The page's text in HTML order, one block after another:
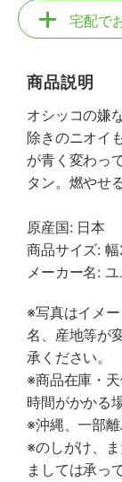
宅配で
商品説明
オシッコの嫌
除きのニオイ
が青く変わっ
タン。燃やせ
原産国: 日本
商品サイズ:
メーカー名:
※写真はイメ
名、産地等が
承ください。
※商品在庫・
時間がかかる
※沖縄、一部
※のしがけ、
ましては承っ